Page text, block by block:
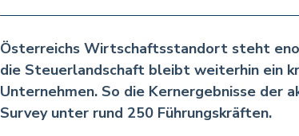
Österreichs Wirtschaftsstandort steht
die Steuerlandschaft bleibt weiterhin ein
Unternehmen. So die Kernergebnisse der
Survey unter rund 250 Führungskräften.